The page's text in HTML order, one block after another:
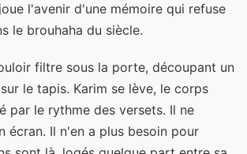
l'avenir d'une mémoire qui refuse
le brouhaha du siècle.
filtre sous la porte, découpant un
le tapis. Karim se lève, le corps
par le rythme des versets. Il ne
écran. Il n'en a plus besoin pour